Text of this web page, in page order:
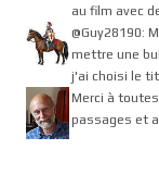
au film avec
@Guy28190:
mettre une
j'ai choisi le
Merci à
passages et